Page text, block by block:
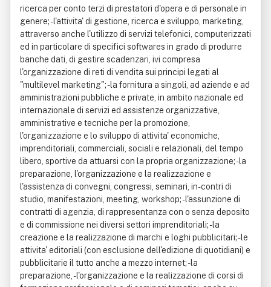
ricerca per conto terzi di prestatori d'opera e di personale in
genere; - l'attivita' di gestione, ricerca e sviluppo, marketing,
attraverso anche l'utilizzo di servizi telefonici, computerizzati
ed in particolare di specifici softwares in grado di produrre
banche dati, di gestire scadenzari, ivi compresa
l'organizzazione di reti di vendita sui principi legati al
"multilevel marketing"; - la fornitura a singoli, ad aziende e ad
amministrazioni pubbliche e private, in ambito nazionale ed
internazionale di servizi ed assistenze organizzative,
amministrative e tecniche per la promozione,
l'organizzazione e lo sviluppo di attivita' economiche,
imprenditoriali, commerciali, sociali e relazionali, del tempo
libero, sportive da attuarsi con la propria organizzazione; -la
preparazione, l'organizzazione e la realizzazione e
l'assistenza di convegni, congressi, seminari, in-contri di
studio, manifestazioni, meeting, workshop; - l'assunzione di
contratti di agenzia, di rappresentanza con o senza deposito
e di commissione nei diversi settori imprenditoriali; - la
creazione e la realizzazione di marchi e loghi pubblicitari; - le
attivita' editoriali (con esclusione dell'edizione di quotidiani) e
pubblicitarie il tutto anche a mezzo internet; -la
preparazione, - l'organizzazione e la realizzazione di corsi di